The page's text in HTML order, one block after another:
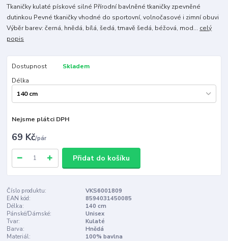
Tkaničky kulaté pískové silné Přírodní bavlněné tkaničky zpevněné
dutinkou Pevné tkaničky vhodné do sportovní, volnočasové i zimní obuvi
Výběr barev: černá, hnědá, bílá, šedá, tmavě šedá, béžová, mod... celý
popis
Dostupnost
Skladem
Délka
Nejsme plátci DPH
69 Kč/pár
Přidat do košíku
Číslo produktu:
VKS6001809
EAN kód:
8594031450085
Délka:
140 cm
Pánské/Dámské:
Unisex
Tvar:
Kulaté
Barva:
Hnědá
Materiál:
100% bavlna